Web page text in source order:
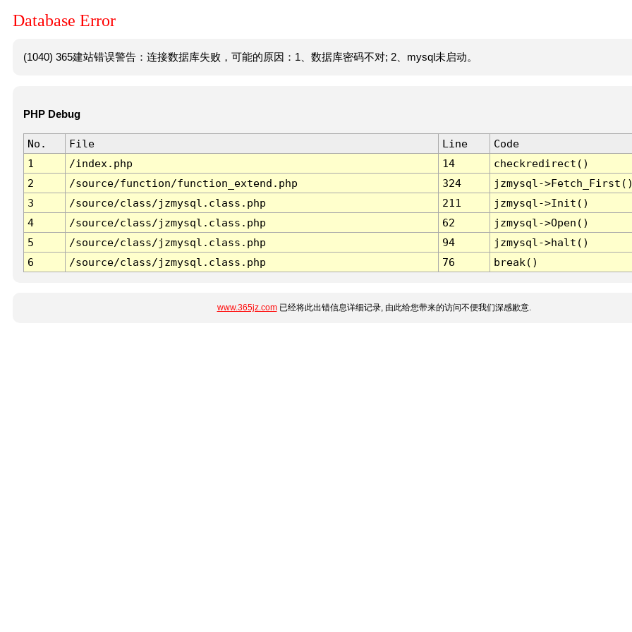
Database Error
(1040) 365建站错误警告：连接数据库失败，可能的原因：1、数据库密码不对; 2、mysql未启动。
PHP Debug
No. File Line
Code
1
/index.php 14
checkredirect()
2
/source/function/function_extend.php 324
jzmysql-
3
/source/class/jzmysql.class.php 211
jzmysql->Init()
4
/source/class/jzmysql.class.php 62
jzmysql->Open()
5
/source/class/jzmysql.class.php 94
jzmysql->halt()
6
/source/class/jzmysql.class.php 76 break()
www.365jz.com已经将此出错信息详细记录, 由此给您带来的访问不便我们深感歉意.